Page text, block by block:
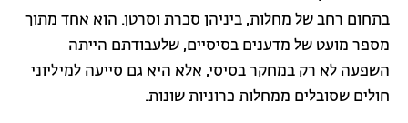
בתחום רחב של מחלות, ביניהן סכרת וסרטן. הוא אחד מתוך
מספר מועט של מדענים בסיסיים, שלעבודתם הייתה
השפעה לא רק במחקר בסיסי, אלא היא גם סייעה למיליוני
חולים שסובלים ממחלות כרוניות שונות.